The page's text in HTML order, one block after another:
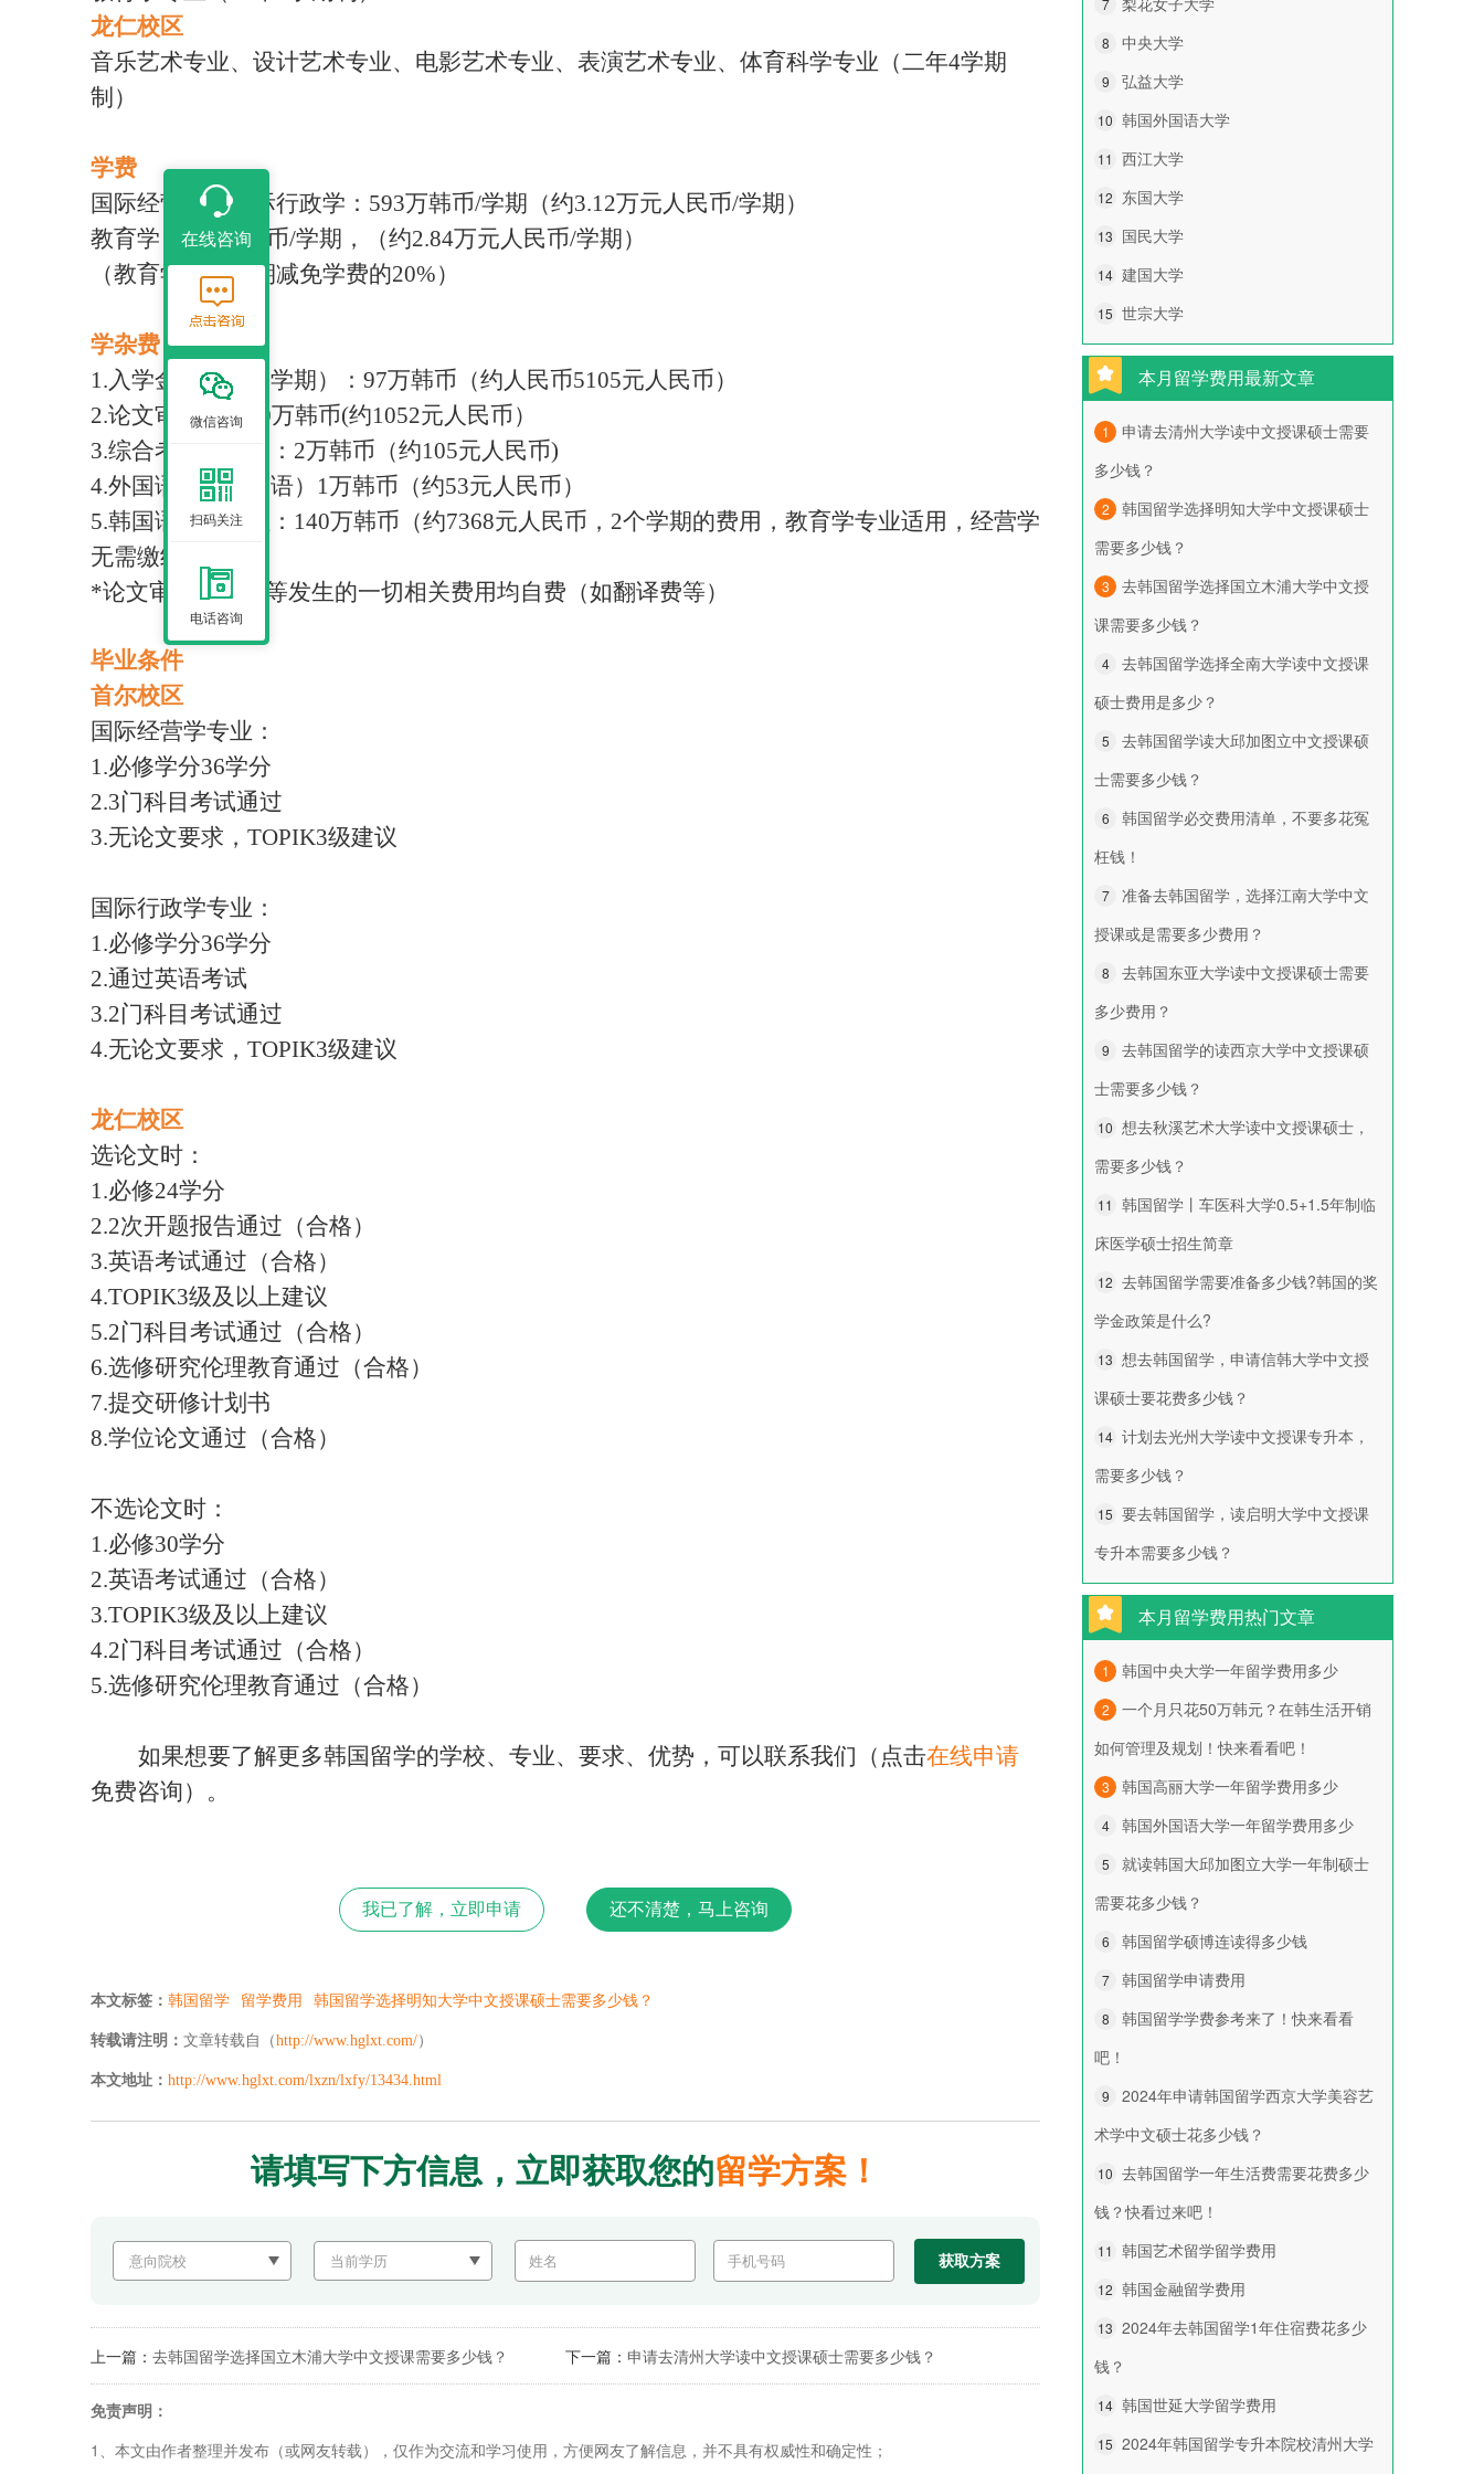
龙仁校区
音乐艺术专业、 设计艺术专业、 电影艺术专业、 表演艺术专业、 体育科学专业（二年4学期
制）
学费
国际经营学 、国际行政学： 593万韩币/学期（约3.12万元人民币/学期）
教育学：540万韩币/学期，（约2.84万元人民币/学期）
（教育学第一学期减免学费的20%）
学杂费
1.入学金（仅第一学期）：97万韩币（约人民币5105元人民币）
2.论文审查费：20万韩币(约1052元人民币）
3.综合考试每科目：2万韩币（约105元人民币)
4.外国语考试（英语）1万韩币（约53元人民币）
5.韩国语特别课程：140万韩币（约7368元人民币，2个学期的费用，教育学专业适用，经营学
无需缴纳）
*论文审查及写作等发生的一切相关费用均自费（如翻译费等）
毕业条件
首尔校区
国际经营学专业：
1.必修学分36学分
2.3门科目考试通过
3.无论文要求， TOPIK3级建议
国际行政学专业：
1.必修学分36学分
2.通过英语考试
3.2门科目考试通过
4.无论文要求， TOPIK3级建议
龙仁校区
选论文时：
1.必修24学分
2.2次开题报告通过（合格）
3.英语考试通过（合格）
4.TOPIK3级及以上建议
5.2门科目考试通过（合格）
6.选修研究伦理教育通过（合格）
7.提交研修计划书
8.学位论文通过（合格）
不选论文时：
1.必修30学分
2.英语考试通过（合格）
3.TOPIK3级及以上建议
4.2门科目考试通过（合格）
5.选修研究伦理教育通过（合格）
如果想要了解更多韩国留学的学校、专业、要求、优势，可以联系我们 （ 点击在线申请
免费咨询） 。
我已了解，立即申请 还不清楚，马上咨询
本文标签： 韩国留学 留学费用 韩国留学选择明知大学中文授课硕士需要多少钱？
转载请注明： 文章转载自（http://www.hglxt.com/）
本文地址： http://www.hglxt.com/lxzn/lxfy/13434.html
请填写下方信息，立即获取您的留学方案！
上一篇： 去韩国留学选择国立木浦大学中文授课需要多少钱？ 下一篇： 申请去清州大学读中文授课硕士需要多少钱？
免责声明：
1、本文由作者整理并发布（或网友转载），仅作为交流和学习使用，方便网友了解信息，并不具有权威性和确定性；
7
8 中央大学
9 弘益大学
10 韩国外国语大学
11 西江大学
12 东国大学
13 国民大学
14 建国大学
15 世宗大学
本月留学费用最新文章
1
申请去清州大学读中文授课硕士需要
多少钱？
2
韩国留学选择明知大学中文授课硕士
需要多少钱？
3
去韩国留学选择国立木浦大学中文授
课需要多少钱？
4
去韩国留学选择全南大学读中文授课
硕士费用是多少？
5
去韩国留学读大邱加图立中文授课硕
士需要多少钱？
6
韩国留学必交费用清单，不要多花冤
枉钱！
7
准备去韩国留学，选择江南大学中文
授课或是需要多少费用？
8
去韩国东亚大学读中文授课硕士需要
多少费用？
9
去韩国留学的读西京大学中文授课硕
士需要多少钱？
10 想去秋溪艺术大学读中文授课硕士，
需要多少钱？
11 韩国留学丨车医科大学0.5+1.5年制临
床医学硕士招生简章
12 去韩国留学需要准备多少钱?韩国的奖
学金政策是什么?
13 想去韩国留学，申请信韩大学中文授
课硕士要花费多少钱？
14 计划去光州大学读中文授课专升本，
需要多少钱？
15 要去韩国留学，读启明大学中文授课
专升本需要多少钱？
本月留学费用热门文章
1 韩国中央大学一年留学费用多少
2
一个月只花50万韩元？在韩生活开销
如何管理及规划！快来看看吧！
3 韩国高丽大学一年留学费用多少
4 韩国外国语大学一年留学费用多少
5
就读韩国大邱加图立大学一年制硕士
需要花多少钱？
6 韩国留学硕博连读得多少钱
7 韩国留学申请费用
8
韩国留学学费参考来了！快来看看
吧！
9
2024年申请韩国留学西京大学美容艺
术学中文硕士花多少钱？
10 去韩国留学一年生活费需要花费多少
钱？快看过来吧！
11 韩国艺术留学留学费用
12 韩国金融留学费用
13 2024年去韩国留学1年住宿费花多少
钱？
14 韩国世延大学留学费用
15 2024年韩国留学专升本院校清州大学
在线咨询
微信咨询
扫码关注
电话咨询